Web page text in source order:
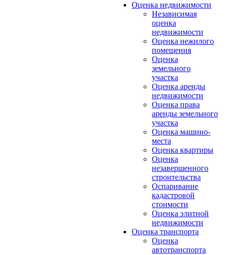
Оценка недвижимости
Независимая
оценка
недвижимости
Оценка нежилого
помещения
Оценка
земельного
участка
Оценка аренды
недвижимости
Оценка права
аренды земельного
участка
Оценка машино-
места
Оценка квартиры
Оценка
незавершенного
строительства
Оспаривание
кадастровой
стоимости
Оценка элитной
недвижимости
Оценка транспорта
Оценка
автотранспорта